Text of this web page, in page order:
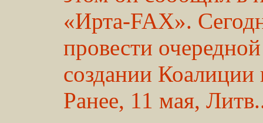
«Ирта-FAX».
провести
создании Коалиции
Ранее, 11 мая,